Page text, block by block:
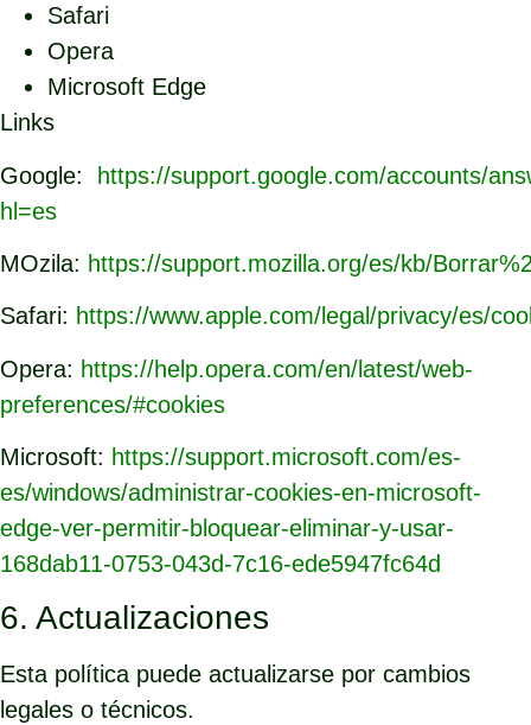
Safari
Opera
Microsoft Edge
Links
Google: https://support.google.com/accounts/
hl=es
MOzila: https://support.mozilla.org/es/kb/
Safari: https://www.apple.com/legal/privacy/es/
Opera: https://help.opera.com/en/latest/web-
preferences/#cookies
Microsoft: https://support.microsoft.com/es-
es/windows/administrar-cookies-en-microsoft-
edge-ver-permitir-bloquear-eliminar-y-usar-
168dab11-0753-043d-7c16-ede5947fc64d
6. Actualizaciones
Esta política puede actualizarse por cambios
legales o técnicos.